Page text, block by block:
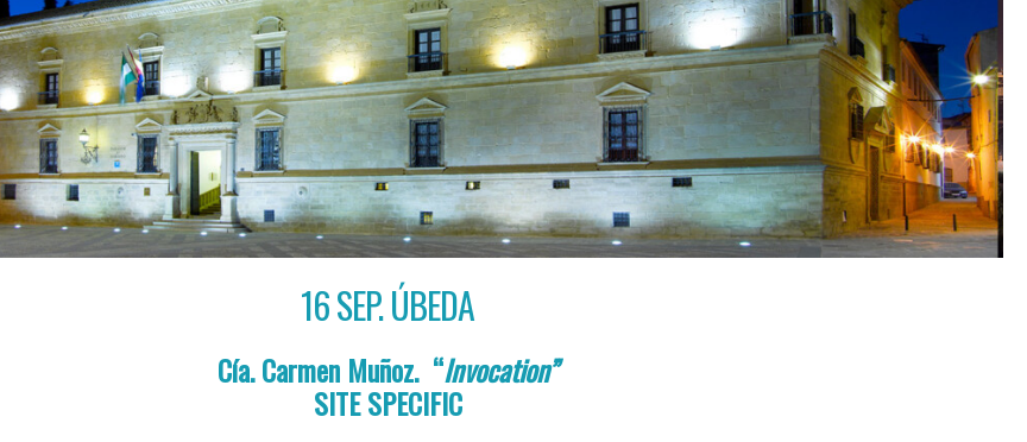
16 SEP. ÚBEDA
Cía. Carmen Muñoz. “Invocation”
SITE SPECIFIC